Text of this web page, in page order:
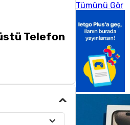
Telefon
Tümünü Gör